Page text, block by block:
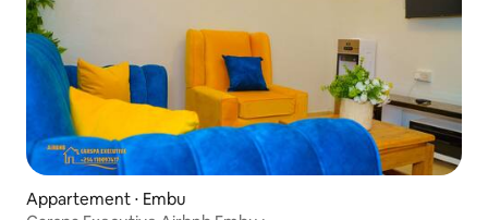
Appartement ⋅ Embu